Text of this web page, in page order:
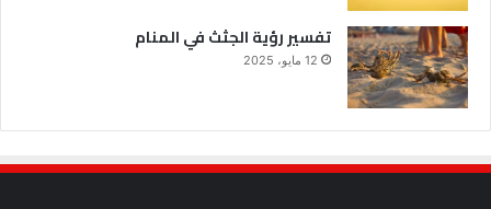
تفسير رؤية الجثث في المنام
12 مايو، 2025